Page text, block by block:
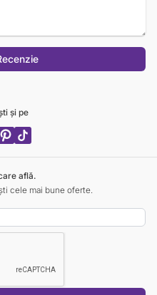
și pe
află.
cele mai bune oferte.